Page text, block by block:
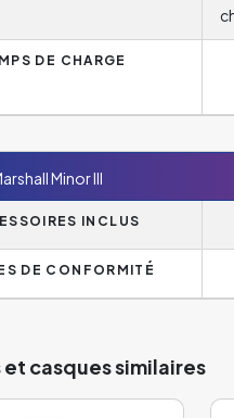
DE CHARGE
Minor III
INCLUS
DE CONFORMITÉ
casques similaires